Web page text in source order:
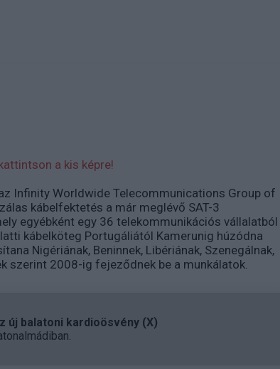
a kis képre!
Infinity Worldwide Telecommunications Group of
kábelfektetés a már meglévő SAT-3
egyébként egy 36 telekommunikációs vállalatból
kábelköteg Portugáliától Kamerunig húzódna
Nigériának, Beninnek, Libériának, Szenegálnak,
szerint 2008-ig fejeződnek be a munkálatok.
új balatoni kardioösvény (X)